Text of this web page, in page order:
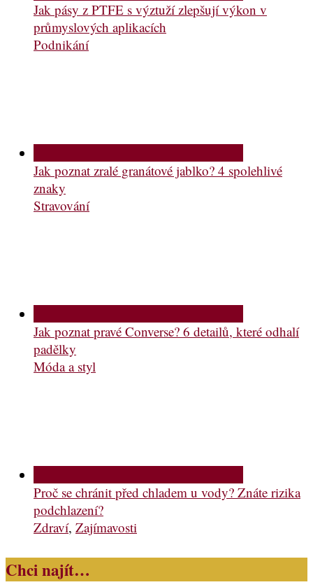
Jak pásy z PTFE s výztuží zlepšují výkon v
průmyslových aplikacích
Podnikání
Jak poznat zralé granátové jablko? 4 spolehlivé
znaky
Stravování
Jak poznat pravé Converse? 6 detailů, které odhalí
padělky
Móda a styl
Proč se chránit před chladem u vody? Znáte rizika
podchlazení?
Zdraví, Zajímavosti
Chci najít…